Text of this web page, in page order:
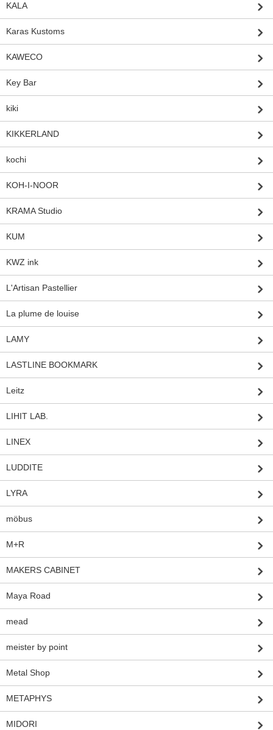
KALA
Karas Kustoms
KAWECO
Key Bar
kiki
KIKKERLAND
kochi
KOH-I-NOOR
KRAMA Studio
KUM
KWZ ink
L'Artisan Pastellier
La plume de louise
LAMY
LASTLINE BOOKMARK
Leitz
LIHIT LAB.
LINEX
LUDDITE
LYRA
möbus
M+R
MAKERS CABINET
Maya Road
mead
meister by point
Metal Shop
METAPHYS
MIDORI